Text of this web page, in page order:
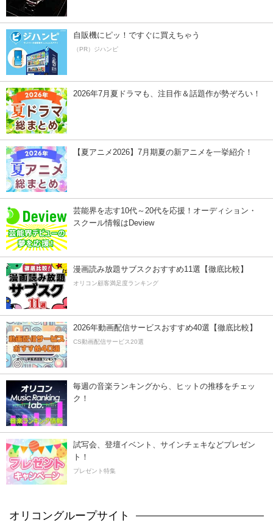
自販機にピッ！ですぐに買えちゃう
（PR）ジハンピ
2026年7月夏ドラマも、注目作＆話題作が勢ぞろい！
【夏アニメ2026】7月期夏の新アニメを一挙紹介！
芸能界を志す10代～20代を応援！オーディション・
スクール情報はDeview
漫画読み放題サブスクおすすめ11選【徹底比較】
オリコン顧客満足度ランキング
2026年動画配信サービスおすすめ40選【徹底比較】
CS動画配信サービス20選
毎週の音楽ランキングから、ヒットの推移をチェッ
ク！
試写会、登壇イベント、サインチェキなどプレゼン
ト！
プレゼント特集
オリコングループサイト